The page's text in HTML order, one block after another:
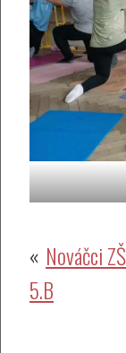
Navigace
pro
Nováčci
5.B